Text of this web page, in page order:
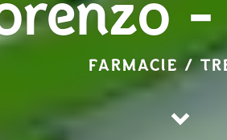
-
FARMACIE /